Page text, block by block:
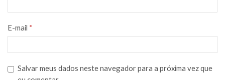
E-mail *
Salvar meus dados neste navegador para a próxima vez que